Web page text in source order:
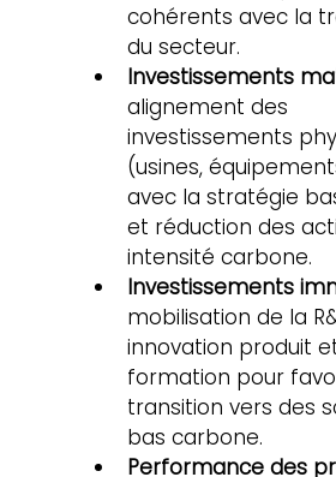
cohérents avec la
du secteur.
Investissements
alignement des
investissements
(usines,
avec la stratégie
et réduction des
intensité carbone.
Investissements
mobilisation de la
innovation produit
formation pour
transition vers des
bas carbone.
Performance des